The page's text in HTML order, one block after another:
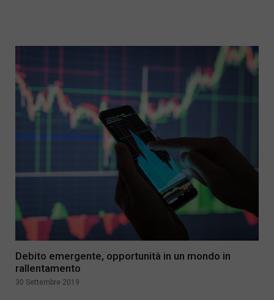
Debito emergente, opportunità in un mondo in
rallentamento
30 Settembre 2019